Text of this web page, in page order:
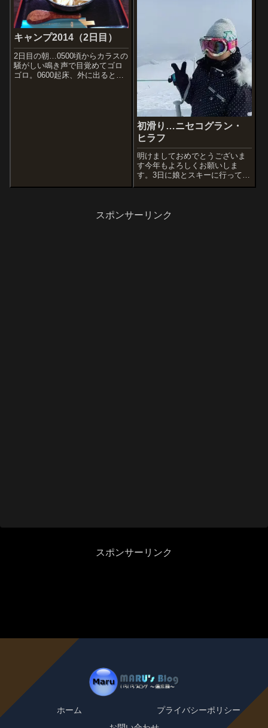
キャンプ2014（2日目）
2日目の朝…0500頃からカラスの
騒がしい鳴き声で目覚めてゴロ
ゴロ。0600起床、外に出ると多
初滑り…ニセコグラン・
ヒラフ
明けましておめでとうございま
す今年もよろしくお願いしま
す。3日に娘とスキーに行ってき
ました。昨年は、息子と二人だ
最後の追い込みなので頑張って
スポンサーリンク
スポンサーリンク
ホーム
プライバシーポリシー